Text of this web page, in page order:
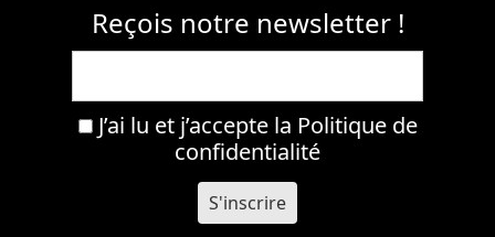
Reçois notre newsletter !
J’ai lu et j’accepte la Politique de
confidentialité